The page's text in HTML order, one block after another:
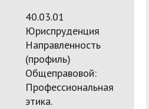
40.03.01
Юриспруденция
Направленность
(профиль)
Общеправовой:
Профессиональная
этика.